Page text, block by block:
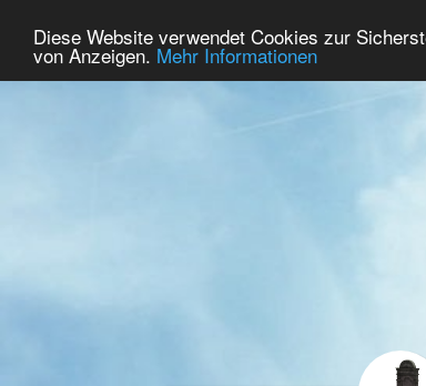
Diese Website verwendet Cookies zur
von Anzeigen. Mehr Informationen
Home Premium